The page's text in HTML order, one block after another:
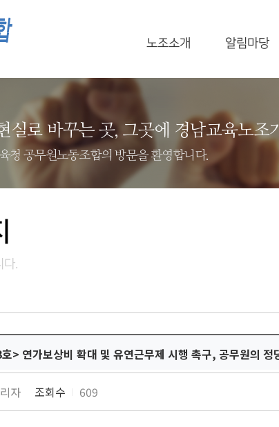
노조소개 알림마당
실로 바꾸는 곳, 그곳에 경남교육노조
청 공무원노동조합의 방문을 환영합니다.
다.
> 연가보상비 확대 및 유연근무제 시행 촉구, 공무원의 정
자 조회수 609